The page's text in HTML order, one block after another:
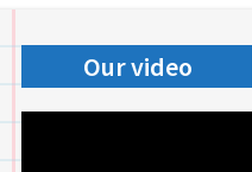
Our video